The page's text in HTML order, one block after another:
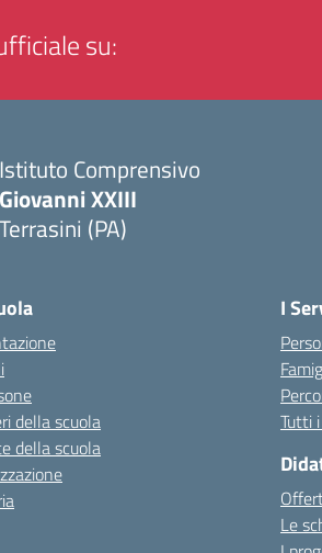
su:
Istituto Comprensivo
Giovanni XXIII
Terrasini (PA)
della scuola
della scuola
I
Tutti
Le